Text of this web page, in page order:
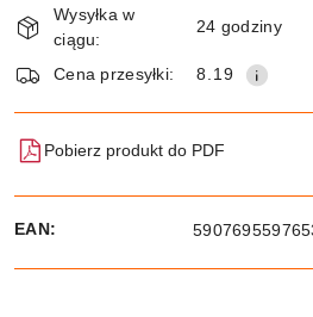
i
dostawa
Wysyłka w
ciągu:
24 godziny
Cena przesyłki: 8.19
Pobierz produkt do PDF
EAN: